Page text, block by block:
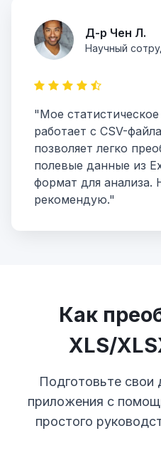
Д-р Чен Л.
Научный
"Мое
работает с CSV-
позволяет легко
полевые данные из
формат для анализа.
рекомендую."
Как
XLS/
Подготовьте
приложения с
простого